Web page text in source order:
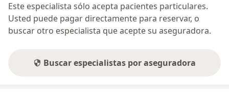
Este especialista sólo acepta pacientes particulares.
Usted puede pagar directamente para reservar, o
buscar otro especialista que acepte su aseguradora.
Buscar especialistas por aseguradora